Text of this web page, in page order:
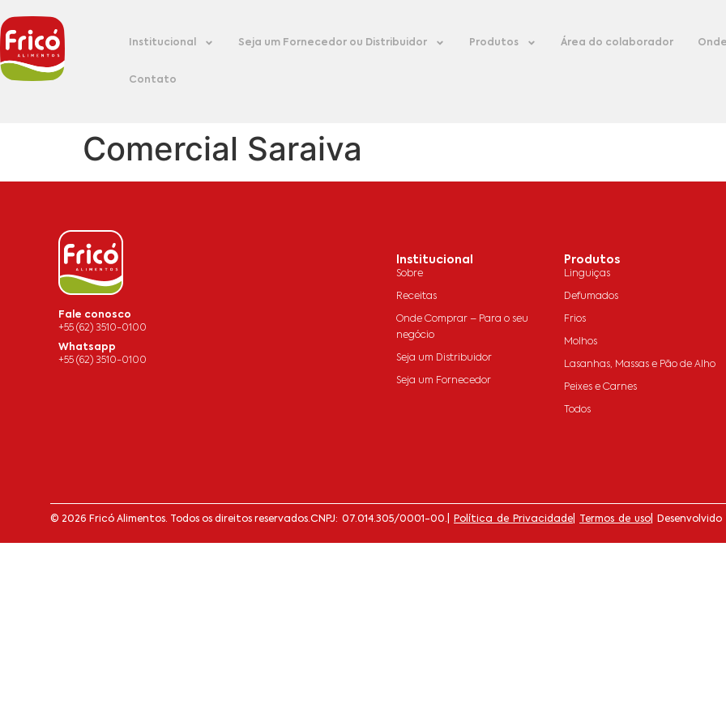
Institucional Seja um Fornecedor ou Distribuidor Produtos Área do colaborador
Contato
Comercial Saraiva
Fale conosco
+55 (62) 3510-0100
Whatsapp
+55 (62) 3510-0100
Institucional
Sobre
Receitas
Onde Comprar – Para o seu
negócio
Seja um Distribuidor
Seja um Fornecedor
Produtos
Linguiças
Defumados
Frios
Molhos
Lasanhas, Massas e Pão de Alho
Peixes e Carnes
Todos
© 2026 Fricó Alimentos. Todos os direitos reservados.CNPJ: 07.014.305/0001-00. Política de Privacidade Termos de uso |